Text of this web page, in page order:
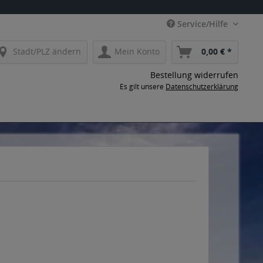
Service/Hilfe
Stadt/PLZ ändern Mein Konto 0,00 € *
Bestellung widerrufen
Es gilt unsere Datenschutzerklärung